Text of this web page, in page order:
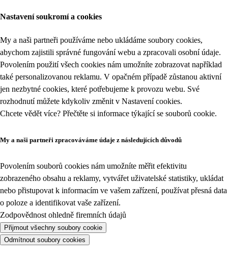
Nastavení soukromí a cookies
My a naši partneři používáme nebo ukládáme soubory cookies,
abychom zajistili správné fungování webu a zpracovali osobní údaje.
Povolením použití všech cookies nám umožníte zobrazovat například
také personalizovanou reklamu. V opačném případě zůstanou aktivní
jen nezbytné cookies, které potřebujeme k provozu webu. Své
rozhodnutí můžete kdykoliv změnit v Nastavení cookies.
Chcete vědět více? Přečtěte si informace týkající se souborů cookie.
My a naši partneři zpracováváme údaje z následujících důvodů
Povolením souborů cookies nám umožníte měřit efektivitu
zobrazeného obsahu a reklamy, vytvářet uživatelské statistiky, ukládat
nebo přistupovat k informacím ve vašem zařízení, používat přesná data
o poloze a identifikovat vaše zařízení.
Zodpovědnost ohledně firemních údajů
Přijmout všechny soubory cookie
Odmítnout soubory cookies